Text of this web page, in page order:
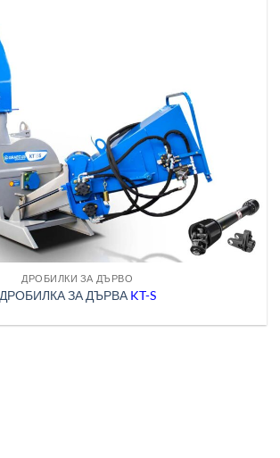
ДРОБИЛКИ ЗА ДЪРВО
ДРОБИЛКА ЗА ДЪРВА KT-S